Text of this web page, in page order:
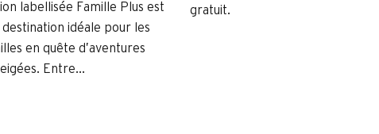
labellisée Famille Plus est
destination idéale pour les
en quête d’aventures
Entre...
gratuit.